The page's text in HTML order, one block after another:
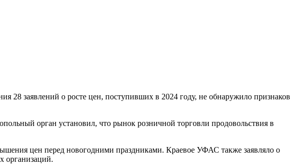
заявлений о росте цен, поступивших в 2024 году, не обнаружило признаков
орган установил, что рынок розничной торговли продовольствия в
цен перед новогодними праздниками. Краевое УФАС также заявляло о
организаций.